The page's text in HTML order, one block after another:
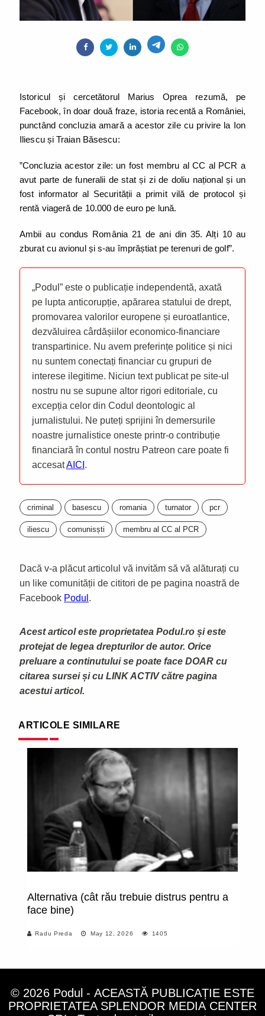
Istoricul și cercetătorul Marius Oprea rezumă, pe
Facebook, în doar două fraze, istoria recentă a României,
punctând concluzia amară a acestor zile cu privire la Ion
Iliescu și Traian Băsescu:
”Concluzia acestor zile: un fost membru al CC al PCR a
avut parte de funeralii de stat și zi de doliu național și un
fost informator al Securității a primit vilă de protocol și
rentă viageră de 10.000 de euro pe lună.
Ambii au condus România 21 de ani din 35. Alți 10 au
zburat cu avionul și s-au împrăștiat pe terenuri de golf”.
„Podul” este o publicație independentă, axată
pe lupta anticorupție, apărarea statului de drept,
promovarea valorilor europene și euroatlantice,
dezvăluirea cârdășiilor economico-financiare
transpartinice. Nu avem preferințe politice și nici
nu suntem conectați financiar cu grupuri de
interese ilegitime. Niciun text publicat pe site-ul
nostru nu se supune altor rigori editoriale, cu
excepția celor din Codul deontologic al
jurnalistului. Ne puteți sprijini în demersurile
noastre jurnalistice oneste printr-o contribuție
financiară în contul nostru Patreon care poate fi
accesatAICI .
criminal basescu romania turnator pcr
iliescu comunisști membru al CC al PCR
Dacă v-a plăcut articolul vă invităm să vă alăturați cu
un like comunității de cititori de pe pagina noastră de
Facebook Podul .
Acest articol este proprietatea Podul.ro și este
protejat de legea drepturilor de autor. Orice
preluare a continutului se poate face DOAR cu
citarea sursei și cu LINK ACTIV către pagina
acestui articol.
ARTICOLE SIMILARE
Alternativa (cât rău trebuie distrus pentru a
face bine)
Radu Preda May 12, 2026 1405
© 2026 Podul - ACEASTĂ PUBLICAȚIE ESTE
PROPRIETATEA SPLENDOR MEDIA CENTER